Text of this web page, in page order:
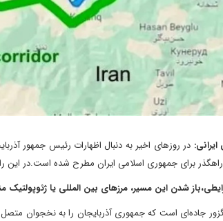
در روزهای اخیر به دنبال اظهارات رئیس جمهور
برای جمهوری اسلامی ایران مطرح شده است.در
شدن این مسیر، مرزهای بین المللی یا ژئوپولتیک
جاده‌ای است که جمهوری آذربایجان را به نخجوان